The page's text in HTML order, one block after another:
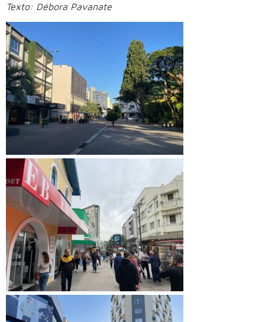
Texto: Débora Pavanate